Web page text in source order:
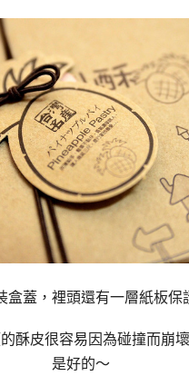
盒蓋，裡頭還有一層紙板保
酥皮很容易因為碰撞而崩
是好的～